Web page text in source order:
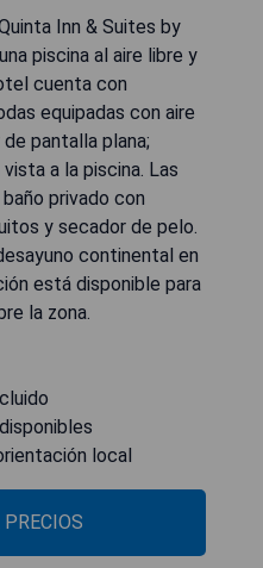
Inn & Suites by
piscina al aire libre y
cuenta con
equipadas con aire
pantalla plana;
a la piscina. Las
privado con
y secador de pelo.
continental en
está disponible para
la zona.
local